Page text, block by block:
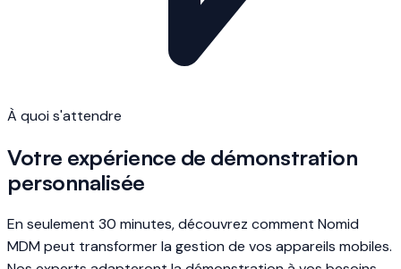
À quoi s'attendre
Votre expérience de démonstration
personnalisée
En seulement 30 minutes, découvrez comment Nomid
MDM peut transformer la gestion de vos appareils mobiles.